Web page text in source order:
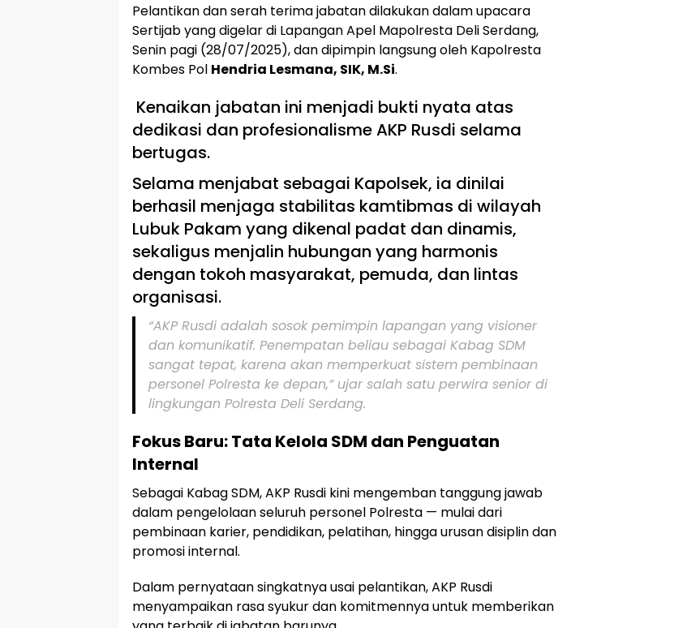
Pelantikan dan serah terima jabatan dilakukan dalam upacara
Sertijab yang digelar di Lapangan Apel Mapolresta Deli Serdang,
Senin pagi (28/07/2025), dan dipimpin langsung oleh Kapolresta
Kombes Pol Hendria Lesmana, SIK, M.Si.
Kenaikan jabatan ini menjadi bukti nyata atas
dedikasi dan profesionalisme AKP Rusdi selama
bertugas.
Selama menjabat sebagai Kapolsek, ia dinilai
berhasil menjaga stabilitas kamtibmas di wilayah
Lubuk Pakam yang dikenal padat dan dinamis,
sekaligus menjalin hubungan yang harmonis
dengan tokoh masyarakat, pemuda, dan lintas
organisasi.
“AKP Rusdi adalah sosok pemimpin lapangan yang visioner
dan komunikatif. Penempatan beliau sebagai Kabag SDM
sangat tepat, karena akan memperkuat sistem pembinaan
personel Polresta ke depan,”ujar salah satu perwira senior di
lingkungan Polresta Deli Serdang.
Fokus Baru: Tata Kelola SDM dan Penguatan
Internal
Sebagai Kabag SDM, AKP Rusdi kini mengemban tanggung jawab
dalam pengelolaan seluruh personel Polresta — mulai dari
pembinaan karier, pendidikan, pelatihan, hingga urusan disiplin dan
promosi internal.
Dalam pernyataan singkatnya usai pelantikan, AKP Rusdi
menyampaikan rasa syukur dan komitmennya untuk memberikan